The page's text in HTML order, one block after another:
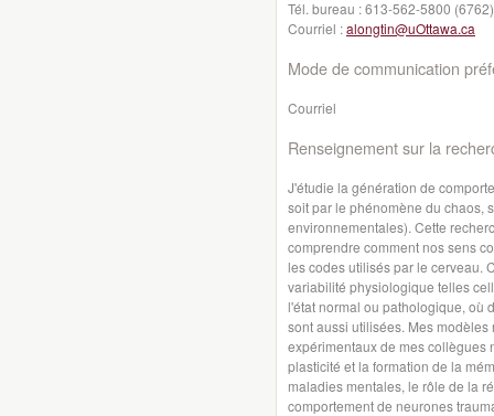
Tél. bureau :613-562-5800 (6762)
Courriel :alongtin@uOttawa.ca
Mode de communication
Courriel
Renseignement sur la
J'étudie la génération de
soit par le phénomène du chaos,
environnementales). Cette
comprendre comment nos sens
les codes utilisés par le cerveau.
variabilité physiologique telles
l'état normal ou pathologique, où
sont aussi utilisées. Mes
expérimentaux de mes collègues
plasticité et la formation de la
maladies mentales, le rôle de la
comportement de neurones